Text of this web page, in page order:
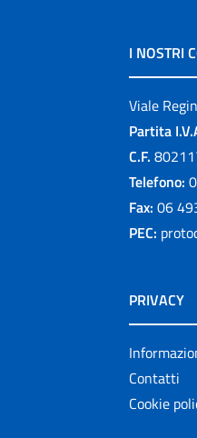
I NOSTRI
Viale
Partita
C.F.
Telefono:
Fax: 06
PEC:
PRIVACY
Contatti
Cookie